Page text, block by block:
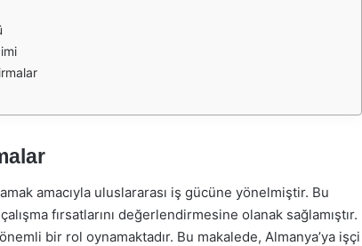
amacıyla uluslararası iş gücüne yönelmiştir. Bu
fırsatlarını değerlendirmesine olanak sağlamıştır.
bir rol oynamaktadır. Bu makalede, Almanya’ya işçi